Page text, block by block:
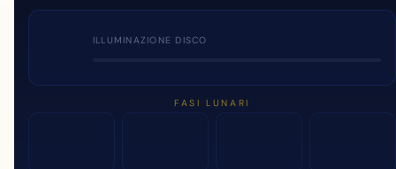
ILLUMINAZIONE DISCO
FASI LUNARI